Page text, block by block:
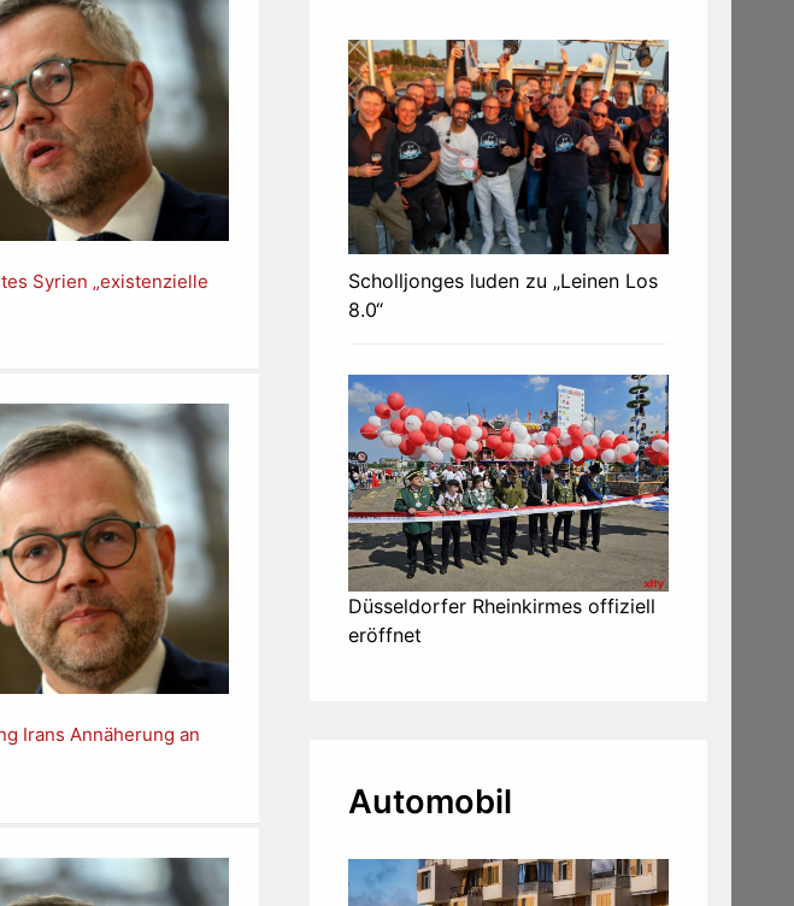
Syrien „existenzielle
Irans Annäherung an
Scholljonges luden zu „Leinen Los
8.0“
Düsseldorfer Rheinkirmes offiziell
eröffnet
Automobil